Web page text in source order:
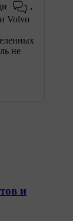
,
Volvo
не
и